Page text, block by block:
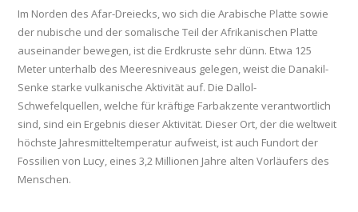
Im Norden des Afar-Dreiecks, wo sich die Arabische Platte sowie
der nubische und der somalische Teil der Afrikanischen Platte
auseinander bewegen, ist die Erdkruste sehr dünn. Etwa 125
Meter unterhalb des Meeresniveaus gelegen, weist die Danakil-
Senke starke vulkanische Aktivität auf. Die Dallol-
Schwefelquellen, welche für kräftige Farbakzente verantwortlich
sind, sind ein Ergebnis dieser Aktivität. Dieser Ort, der die weltweit
höchste Jahresmitteltemperatur aufweist, ist auch Fundort der
Fossilien von Lucy, eines 3,2 Millionen Jahre alten Vorläufers des
Menschen.